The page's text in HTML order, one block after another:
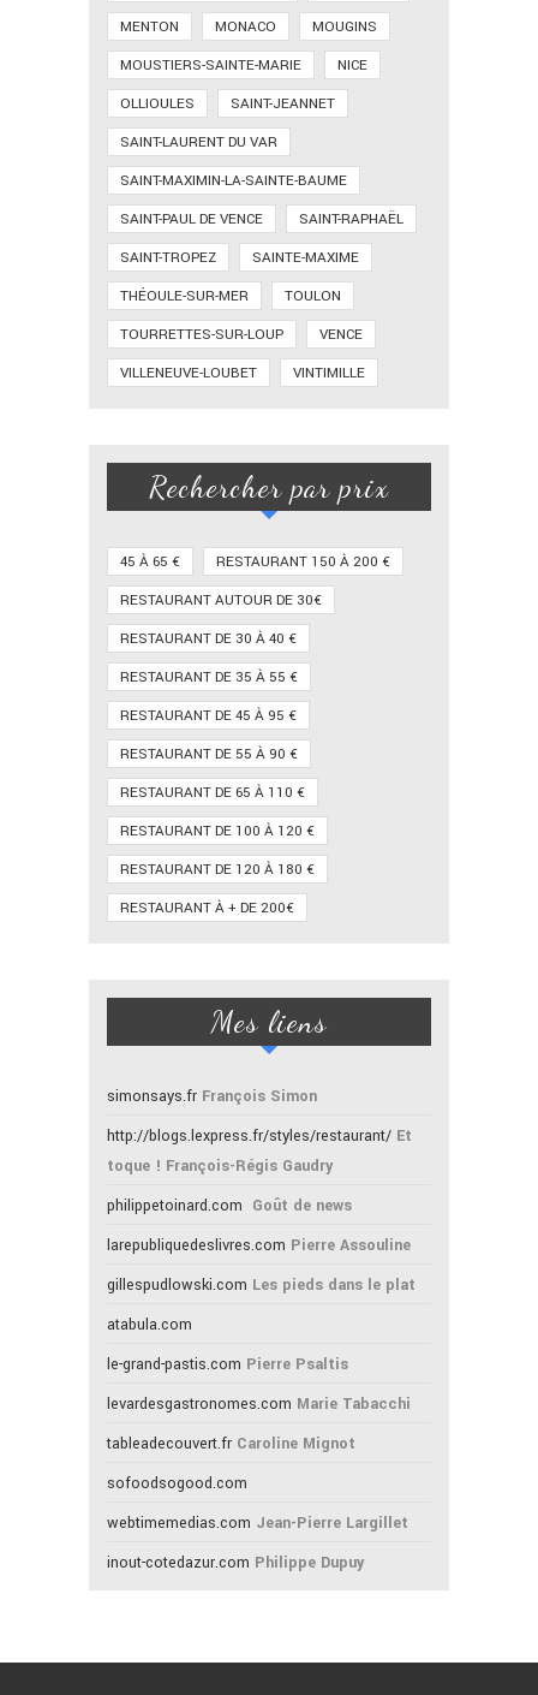
MENTON
MONACO
MOUGINS
MOUSTIERS-SAINTE-MARIE
NICE
OLLIOULES
SAINT-JEANNET
SAINT-LAURENT DU VAR
SAINT-MAXIMIN-LA-SAINTE-BAUME
SAINT-PAUL DE VENCE
SAINT-RAPHAËL
SAINT-TROPEZ
SAINTE-MAXIME
THÉOULE-SUR-MER
TOULON
TOURRETTES-SUR-LOUP
VENCE
VILLENEUVE-LOUBET
VINTIMILLE
Rechercher par prix
45 À 65 €
RESTAURANT 150 À 200 €
RESTAURANT AUTOUR DE 30€
RESTAURANT DE 30 À 40 €
RESTAURANT DE 35 À 55 €
RESTAURANT DE 45 À 95 €
RESTAURANT DE 55 À 90 €
RESTAURANT DE 65 À 110 €
RESTAURANT DE 100 À 120 €
RESTAURANT DE 120 À 180 €
RESTAURANT À + DE 200€
Mes liens
simonsays.fr François Simon
http://blogs.lexpress.fr/styles/restaurant/ Et
toque ! François-Régis Gaudry
philippetoinard.com Goût de news
larepubliquedeslivres.com Pierre Assouline
gillespudlowski.com Les pieds dans le plat
atabula.com
le-grand-pastis.com Pierre Psaltis
levardesgastronomes.com Marie Tabacchi
tableadecouvert.fr Caroline Mignot
sofoodsogood.com
webtimemedias.com Jean-Pierre Largillet
inout-cotedazur.com Philippe Dupuy